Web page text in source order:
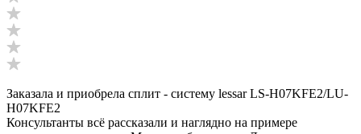
Заказала и приобрела сплит - систему lessar LS-H07KFE2/LU-
H07KFE2
Консультанты всё рассказали и наглядно на примере